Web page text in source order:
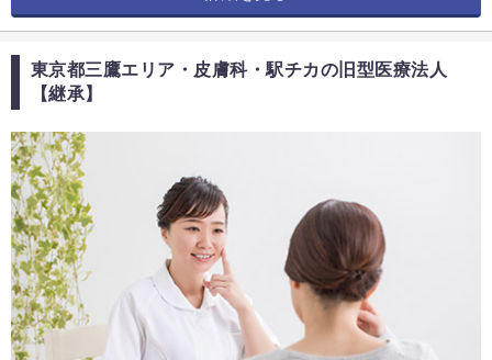
東京都三鷹エリア・皮膚科・駅チカの旧型医療法人
【継承】